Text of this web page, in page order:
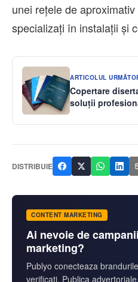
unei rețele de
specializați în instalații și
ARTICOLUL
Copertare
soluții
DISTRIBUIE
CONTENT MARKETING
Ai nevoie de
marketing?
Publyo conecteaza
verificati. Publica